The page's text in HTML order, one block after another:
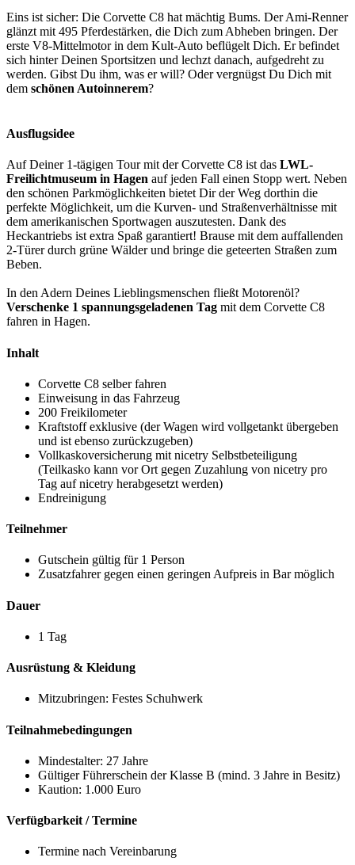
Eins ist sicher: Die Corvette C8 hat mächtig Bums. Der Ami-Renner
glänzt mit 495 Pferdestärken, die Dich zum Abheben bringen. Der
erste V8-Mittelmotor in dem Kult-Auto beflügelt Dich. Er befindet
sich hinter Deinen Sportsitzen und lechzt danach, aufgedreht zu
werden. Gibst Du ihm, was er will? Oder vergnügst Du Dich mit
dem schönen Autoinnerem?
Ausflugsidee
Auf Deiner 1-tägigen Tour mit der Corvette C8 ist das LWL-
Freilichtmuseum in Hagen auf jeden Fall einen Stopp wert. Neben
den schönen Parkmöglichkeiten bietet Dir der Weg dorthin die
perfekte Möglichkeit, um die Kurven- und Straßenverhältnisse mit
dem amerikanischen Sportwagen auszutesten. Dank des
Heckantriebs ist extra Spaß garantiert! Brause mit dem auffallenden
2-Türer durch grüne Wälder und bringe die geteerten Straßen zum
Beben.
In den Adern Deines Lieblingsmenschen fließt Motorenöl?
Verschenke 1 spannungsgeladenen Tag mit dem Corvette C8
fahren in Hagen.
Inhalt
Corvette C8 selber fahren
Einweisung in das Fahrzeug
200 Freikilometer
Kraftstoff exklusive (der Wagen wird vollgetankt übergeben
und ist ebenso zurückzugeben)
Vollkaskoversicherung mit nicetry Selbstbeteiligung
(Teilkasko kann vor Ort gegen Zuzahlung von nicetry pro
Tag aufnicetry herabgesetzt werden)
Endreinigung
Teilnehmer
Gutschein gültig für 1 Person
Zusatzfahrer gegen einen geringen Aufpreis in Bar möglich
Dauer
1 Tag
Ausrüstung & Kleidung
Mitzubringen: Festes Schuhwerk
Teilnahmebedingungen
Mindestalter: 27 Jahre
Gültiger Führerschein der Klasse B (mind. 3 Jahre in Besitz)
Kaution: 1.000 Euro
Verfügbarkeit / Termine
Termine nach Vereinbarung